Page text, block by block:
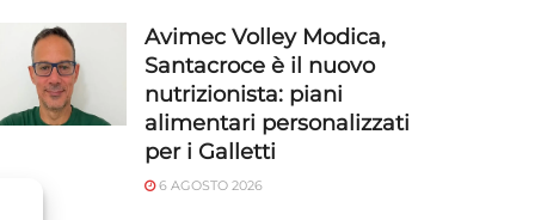
Avimec Volley Modica,
Santacroce è il nuovo
nutrizionista: piani
alimentari personalizzati
per i Galletti
6 AGOSTO 2026